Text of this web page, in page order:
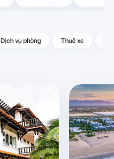
Dịch vụ phòng Thuê xe